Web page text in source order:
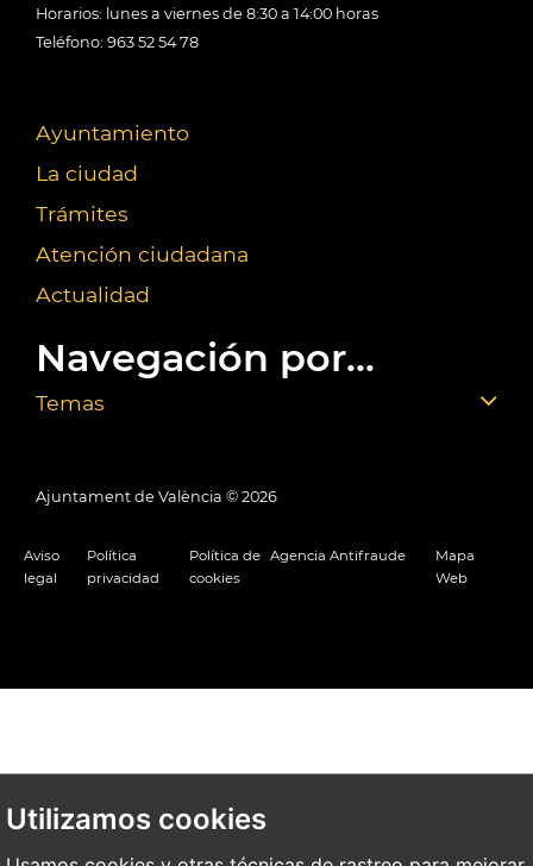
Utilizamos cookies
Horarios: lunes a viernes de 8:30 a 14:00 horas
Teléfono: 963 52 54 78
Ayuntamiento
La ciudad
Trámites
Atención ciudadana
Actualidad
Navegación por...
Temas
Ajuntament de València © 2026
Aviso
legal
Política
privacidad
Política de
cookies
Agencia Antifraude
Mapa
Web